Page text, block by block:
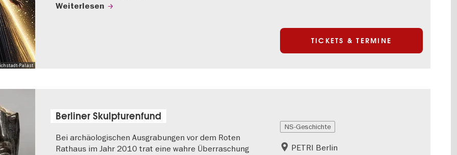
Palast
Weiterlesen
TICKETS & TERMINE
Berliner Skulpturenfund
Bei archäologischen Ausgrabungen vor dem Roten
Rathaus im Jahr 2010 trat eine wahre Überraschung
NS-Geschichte
PETRI Berlin